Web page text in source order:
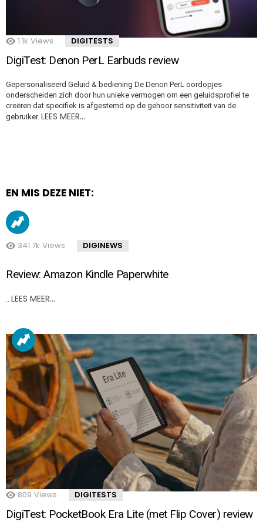
1.1k Views DIGITESTS
DigiTest: Denon PerL Earbuds review
Gepersonaliseerd Geluid & bediening De Denon PerL oordopjes
onderscheiden zich door hun unieke vermogen om een geluidsprofiel te
creëren dat specifiek is afgestemd op de gehoor sensitiviteit van de
gebruiker. LEES MEER…
EN MIS DEZE NIET:
341.7k Views DIGINEWS
Review: Amazon Kindle Paperwhite
.. LEES MEER…
809 Views DIGITESTS
DigiTest: PocketBook Era Lite (met Flip Cover) review